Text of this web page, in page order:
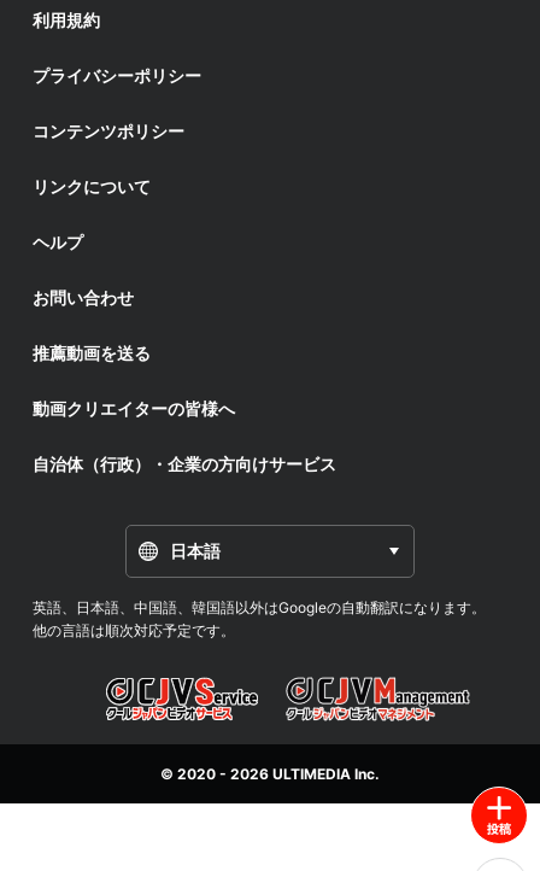
利用規約
プライバシーポリシー
コンテンツポリシー
リンクについて
ヘルプ
お問い合わせ
推薦動画を送る
動画クリエイターの皆様へ
自治体（行政）・企業の方向けサービス
日本語
英語、日本語、中国語、韓国語以外はGoogleの自動翻訳になります。
他の言語は順次対応予定です。
© 2020 - 2026 ULTIMEDIA Inc.